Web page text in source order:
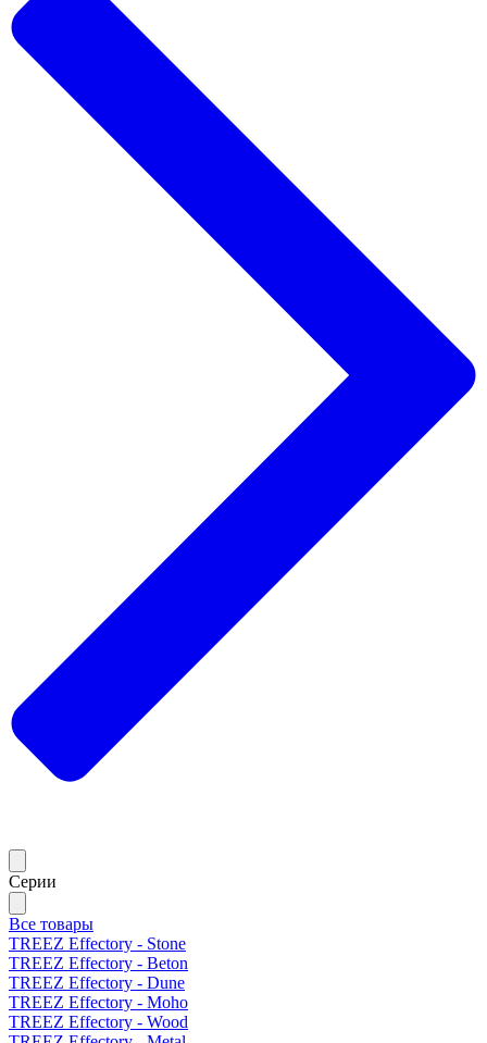
Серии
Все товары
TREEZ Effectory - Stone
TREEZ Effectory - Beton
TREEZ Effectory - Dune
TREEZ Effectory - Moho
TREEZ Effectory - Wood